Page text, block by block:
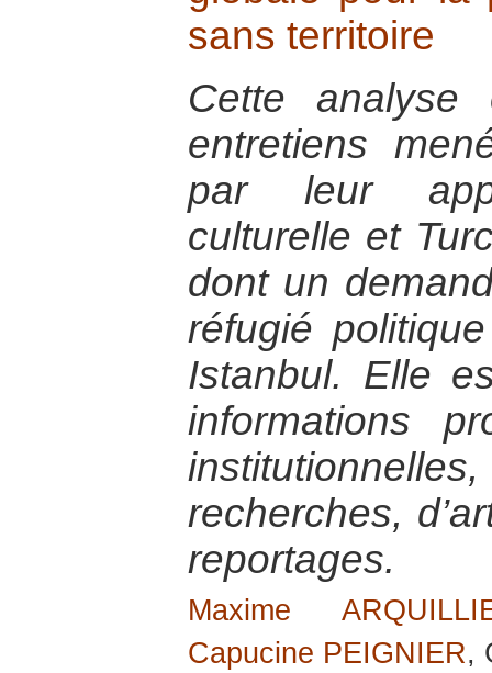
sans territoire
Cette
entretiens
par leur
culturelle et
dont un
réfugié
Istanbul. Elle
informations
recherches,
reportages.
Maxime
Capucine PEIGNIER,